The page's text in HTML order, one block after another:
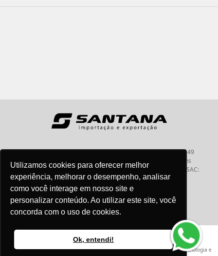
Utilizamos cookies para oferecer melhor
experiência, melhorar o desempenho, analisar
como você interage em nosso site e
personalizar conteúdo. Ao utilizar este site, você
concorda com o uso de cookies.
Ok, entendi!
Santana - Importação e Exportação - CNPJ:57.464.653/0001-49
Atendimento por telefone: dias úteis, das 08:15hs às 18:00hs
Fone:(11) 2099-9900 - E-mail:vendas@santanaimport.com.br
SAC:
sac@santanaimport.com.br
Termos de uso
Criação e Desenvolvimento AgênciaNew Humans| PlataformaAdd Suite- Tecnologia e